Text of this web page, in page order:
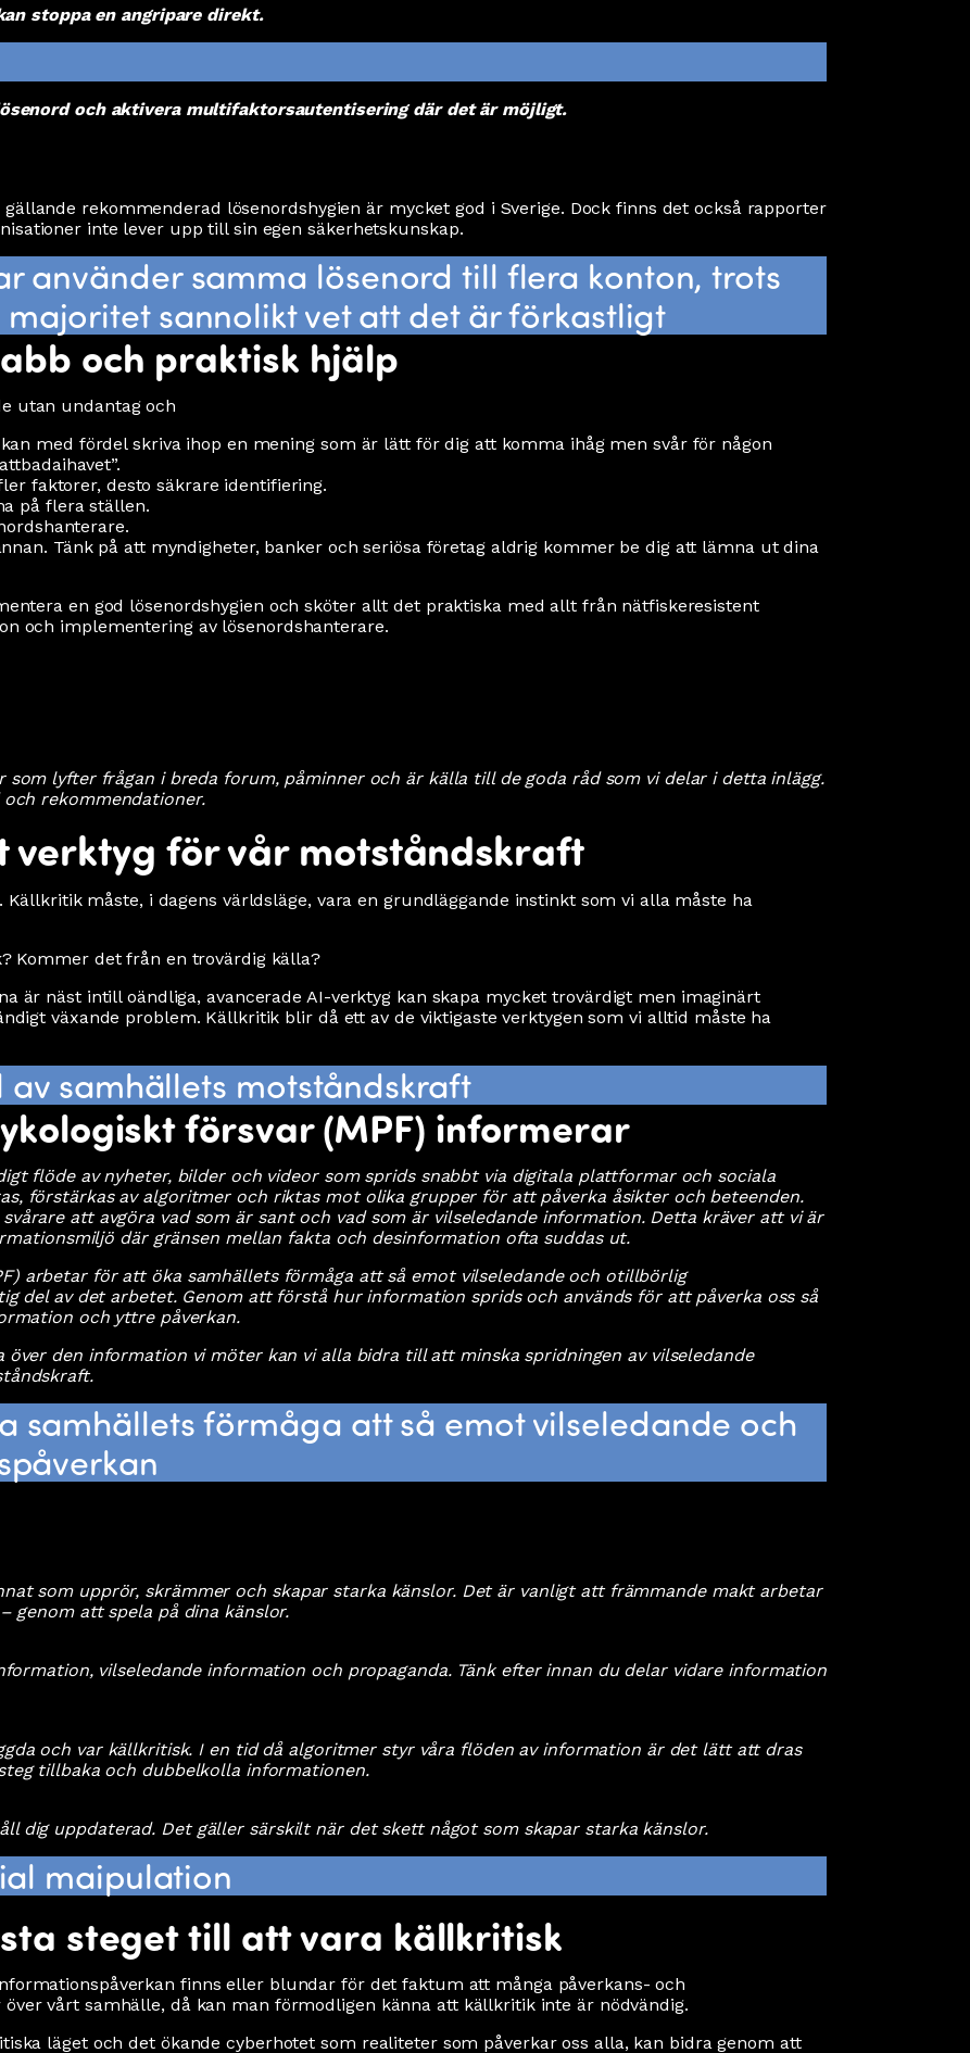
stoppa en angripare direkt.
och aktivera multifaktorsautentisering där det är möjligt.
rekommenderad lösenordshygien är mycket god i Sverige. Dock finns det också rapporter
inte lever upp till sin egen säkerhetskunskap.
använder samma lösenord till flera konton, trots
sannolikt vet att det är förkastligt
och praktisk hjälp
utan undantag och
med fördel skriva ihop en mening som är lätt för dig att komma ihåg men svår för någon
faktorer, desto säkrare identifiering.
på flera ställen.
Tänk på att myndigheter, banker och seriösa företag aldrig kommer be dig att lämna ut dina
en god lösenordshygien och sköter allt det praktiska med allt från nätfiskeresistent
och implementering av lösenordshanterare.
som lyfter frågan i breda forum, påminner och är källa till de goda råd som vi delar i detta inlägg.
rekommendationer.
verktyg för vår motståndskraft
måste, i dagens världsläge, vara en grundläggande instinkt som vi alla måste ha
Kommer det från en trovärdig källa?
är näst intill oändliga, avancerade AI-verktyg kan skapa mycket trovärdigt men imaginärt
växande problem. Källkritik blir då ett av de viktigaste verktygen som vi alltid måste ha
samhällets motståndskraft
försvar (MPF) informerar
flöde av nyheter, bilder och videor som sprids snabbt via digitala plattformar och sociala
förstärkas av algoritmer och riktas mot olika grupper för att påverka åsikter och beteenden.
att avgöra vad som är sant och vad som är vilseledande information. Detta kräver att vi är
där gränsen mellan fakta och desinformation ofta suddas ut.
arbetar för att öka samhällets förmåga att så emot vilseledande och otillbörlig
del av det arbetet. Genom att förstå hur information sprids och används för att påverka oss så
och yttre påverkan.
den information vi möter kan vi alla bidra till att minska spridningen av vilseledande
samhällets förmåga att så emot vilseledande och
som upprör, skrämmer och skapar starka känslor. Det är vanligt att främmande makt arbetar
genom att spela på dina känslor.
vilseledande information och propaganda. Tänk efter innan du delar vidare information
och var källkritisk. I en tid då algoritmer styr våra flöden av information är det lätt att dras
tillbaka och dubbelkolla informationen.
dig uppdaterad. Det gäller särskilt när det skett något som skapar starka känslor.
maipulation
steget till att vara källkritisk
finns eller blundar för det faktum att många påverkans- och
vårt samhälle, då kan man förmodligen känna att källkritik inte är nödvändig.
läget och det ökande cyberhotet som realiteter som påverkar oss alla, kan bidra genom att